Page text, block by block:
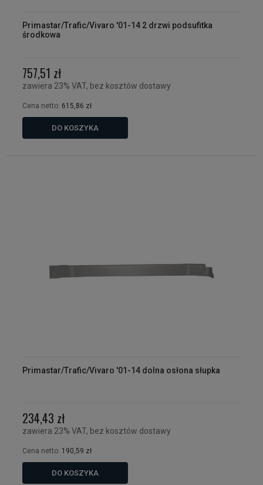
Primastar/Trafic/Vivaro '01-14 2 drzwi podsufitka
środkowa
757,51 zł
zawiera 23% VAT, bez kosztów dostawy
Cena netto: 615,86 zł
DO KOSZYKA
Primastar/Trafic/Vivaro '01-14 dolna osłona słupka
234,43 zł
zawiera 23% VAT, bez kosztów dostawy
Cena netto: 190,59 zł
DO KOSZYKA